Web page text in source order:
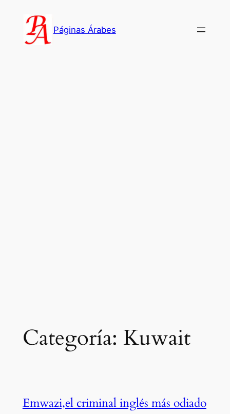
contenido
Páginas Árabes
Categoría: Kuwait
Emwazi,el criminal inglés más odiado